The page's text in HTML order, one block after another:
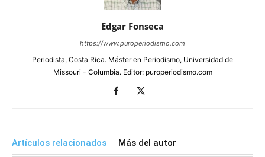
Edgar Fonseca
https://www.puroperiodismo.com
Periodista, Costa Rica. Máster en Periodismo, Universidad de
Missouri - Columbia. Editor: puroperiodismo.com
Artículos relacionados Más del autor